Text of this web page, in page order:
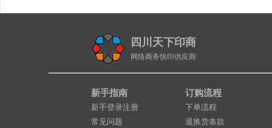
四川天下印商
网络商务快印供应商
新手指南
新手登录注册
常见问题
订购流程
下单流程
退换货条款